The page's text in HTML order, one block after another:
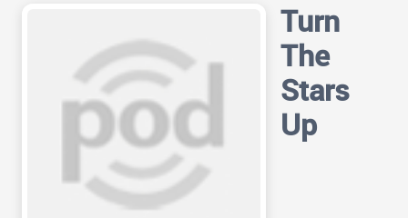
Turn
The
Stars
Up